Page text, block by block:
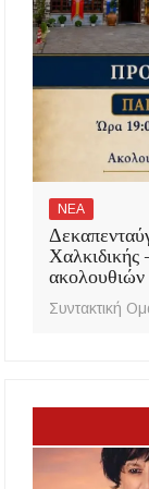
ΝΕΑ
ακολουθιών
Συντακτική